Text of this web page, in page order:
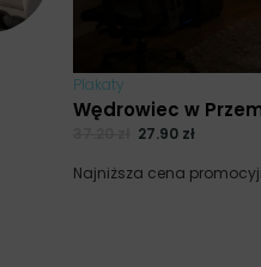
Plakaty
Wędrowiec w
27.90 zł
Najniższa cena